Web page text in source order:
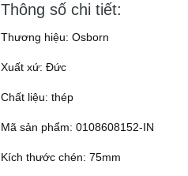
Thông số chi tiết:
Thương hiệu: Osborn
Xuất xứ: Đức
Chất liệu: thép
Mã sản phẩm: 0108608152-IN
Kích thước chén: 75mm